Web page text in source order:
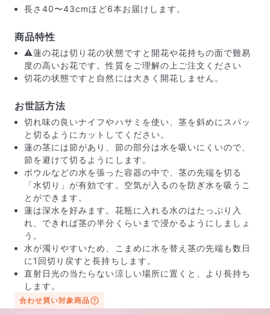
届いたお花に元気がなかったら？
もし届いたお花に「枯れている」「折れている」などの
不備があった場合は、些細なことでもお気軽にサポート
までご連絡ください。ご返金にて補償いたします。
長さ40〜43cmほど6本お届けします。
商品特性
⚠️蓮の花は切り花の状態ですと開花や花持ちの面で難易
度の高いお花です。性質をご理解の上ご注文ください
切花の状態ですと自然には大きく開花しません。
お世話方法
切れ味の良いナイフやハサミを使い、茎を斜めにスパッ
と切るようにカットしてください。
蓮の茎には節があり、節の部分は水を吸いにくいので、
節を避けて切るようにします。
ボウルなどの水を張った容器の中で、茎の先端を切る
「水切り」が有効です。空気が入るのを防ぎ水を吸うこ
とができます。
蓮は深水を好みます。花瓶に入れる水のはたっぷり入
れ、できれば茎の半分くらいまで浸かるようにしましょ
う。
水が濁りやすいため、こまめに水を替え茎の先端も数日
に1回切り戻すと長持ちします。
直射日光の当たらない涼しい場所に置くと、より長持ち
します。
合わせ買い対象商品